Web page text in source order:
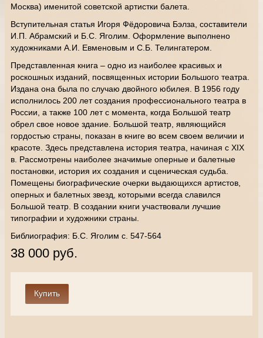
Москва) именитой советской артистки балета.
Вступительная статья Игоря Фёдоровича Бэлза, составители
И.П. Абрамский и Б.С. Яголим. Оформление выполнено
художниками А.И. Евменовым и С.Б. Телингатером.
Представленная книга – одно из наиболее красивых и
роскошных изданий, посвященных истории Большого театра.
Издана она была по случаю двойного юбилея. В 1956 году
исполнилось 200 лет создания профессионального театра в
России, а также 100 лет с момента, когда Большой театр
обрел свое новое здание. Большой театр, являющийся
гордостью страны, показан в книге во всем своем величии и
красоте. Здесь представлена история театра, начиная с ХIХ
в. Рассмотрены наиболее значимые оперные и балетные
постановки, история их создания и сценическая судьба.
Помещены биографические очерки выдающихся артистов,
оперных и балетных звезд, которыми всегда славился
Большой театр. В создании книги участвовали лучшие
типографии и художники страны.
Библиография: Б.С. Яголим с. 547-564
38 000 руб.